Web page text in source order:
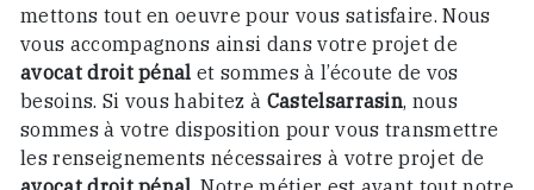
mettons tout en oeuvre pour vous satisfaire. Nous
vous accompagnons ainsi dans votre projet de
avocat droit pénal et sommes à l’écoute de vos
besoins. Si vous habitez à Castelsarrasin, nous
sommes à votre disposition pour vous transmettre
les renseignements nécessaires à votre projet de